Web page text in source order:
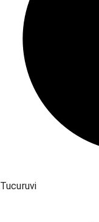
Tucuruvi